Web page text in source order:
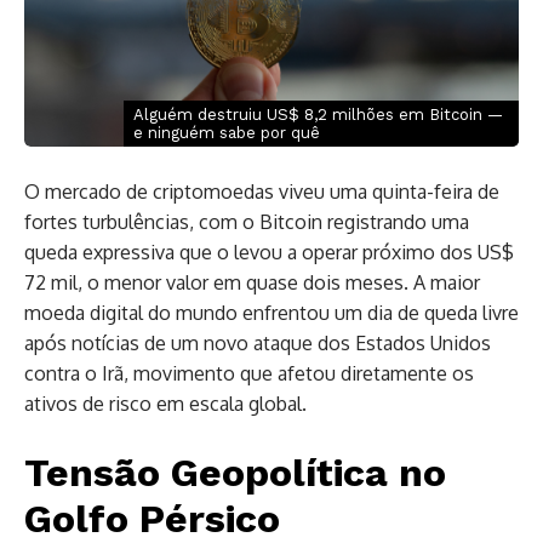
Alguém destruiu US$ 8,2 milhões em Bitcoin —
e ninguém sabe por quê
O mercado de criptomoedas viveu uma quinta-feira de
fortes turbulências, com o Bitcoin registrando uma
queda expressiva que o levou a operar próximo dos US$
72 mil, o menor valor em quase dois meses. A maior
moeda digital do mundo enfrentou um dia de queda livre
após notícias de um novo ataque dos Estados Unidos
contra o Irã, movimento que afetou diretamente os
ativos de risco em escala global.
Tensão Geopolítica no
Golfo Pérsico